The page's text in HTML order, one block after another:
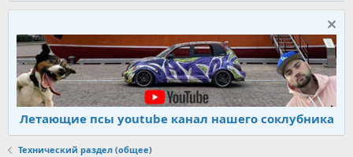
Летающие псы youtube канал нашего соклубника
Технический раздел (общее)